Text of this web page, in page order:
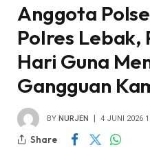
Anggota
Polres
Hari Guna
Gangguan
BY NURJEN 4 JUNI 2026
Share